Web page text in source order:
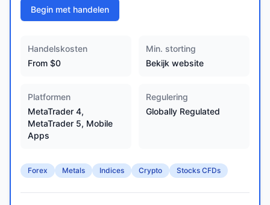
Begin met handelen
Handelskosten
From $0
Min. storting
Bekijk website
Platformen
MetaTrader 4,
MetaTrader 5, Mobile
Apps
Regulering
Globally Regulated
Forex Metals Indices Crypto Stocks CFDs